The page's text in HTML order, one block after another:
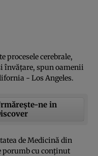
procesele cerebrale,
învăţare, spun oamenii
- Los Angeles.
ne in
de Medicină din
porumb cu conţinut